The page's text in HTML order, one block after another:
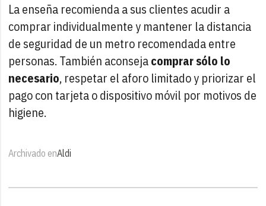
La enseña recomienda a sus clientes acudir a
comprar individualmente y mantener la distancia
de seguridad de un metro recomendada entre
personas. También aconsejacomprar sólo lo
necesario, respetar el aforo limitado y priorizar el
pago con tarjeta o dispositivo móvil por motivos de
higiene.
Archivado enAldi